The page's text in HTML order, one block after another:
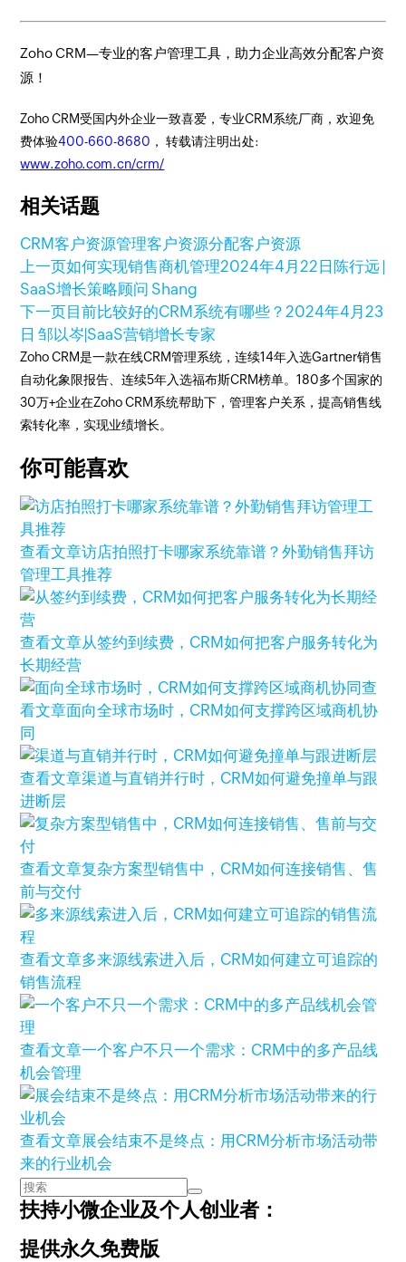
Zoho CRM—专业的客户管理工具，助力企业高效分配客户资
源！
Zoho CRM受国内外企业一致喜爱，专业CRM系统厂商，欢迎免
费体验400-660-8680 ， 转载请注明出处:
www.zoho.com.cn/crm/
相关话题
CRM客户资源管理客户资源分配客户资源
上一页如何实现销售商机管理2024年4月22日 陈行远 |
SaaS增长策略顾问 Shang
下一页目前比较好的CRM系统有哪些？2024年4月23
日 邹以岑|SaaS营销增长专家
Zoho CRM是一款在线CRM管理系统，连续14年入选Gartner销售
自动化象限报告、连续5年入选福布斯CRM榜单。180多个国家的
30万+企业在Zoho CRM系统帮助下，管理客户关系，提高销售线
索转化率，实现业绩增长。
你可能喜欢
查看文章访店拍照打卡哪家系统靠谱？外勤销售拜访
管理工具推荐
查看文章从签约到续费，CRM如何把客户服务转化为
长期经营
查
看文章面向全球市场时，CRM如何支撑跨区域商机协
同
查看文章渠道与直销并行时，CRM如何避免撞单与跟
进断层
查看文章复杂方案型销售中，CRM如何连接销售、售
前与交付
查看文章多来源线索进入后，CRM如何建立可追踪的
销售流程
查看文章一个客户不只一个需求：CRM中的多产品线
机会管理
查看文章展会结束不是终点：用CRM分析市场活动带
来的行业机会
扶持小微企业及个人创业者：
提供永久免费版